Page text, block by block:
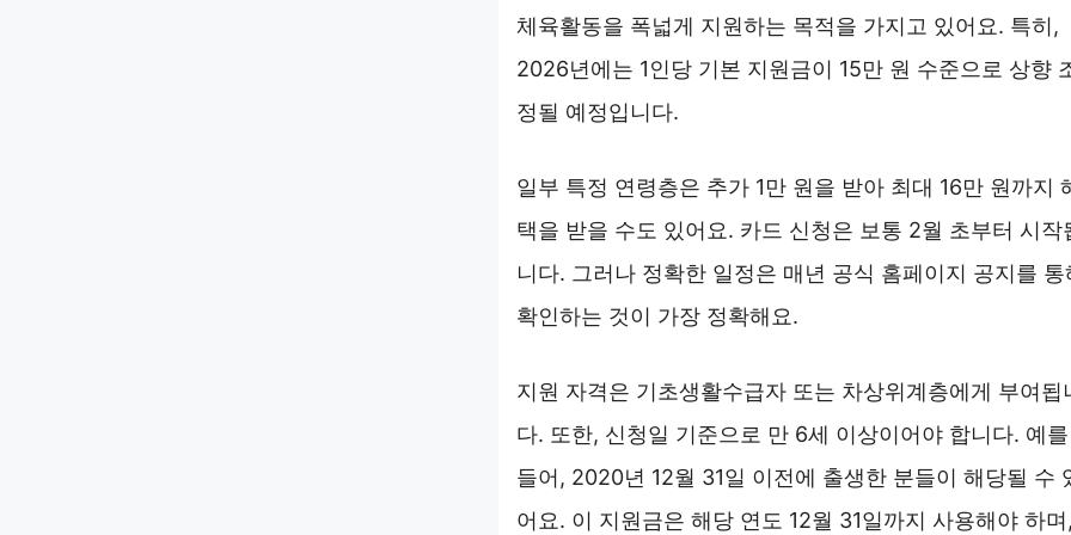
체육활동을 폭넓게 지원하는 목적을 가지고 있어요. 특히,
2026년에는 1인당 기본 지원금이 15만 원 수준으로 상향
정될 예정입니다.
일부 특정 연령층은 추가 1만 원을 받아 최대 16만 원까지
택을 받을 수도 있어요. 카드 신청은 보통 2월 초부터 시작
니다. 그러나 정확한 일정은 매년 공식 홈페이지 공지를 통
확인하는 것이 가장 정확해요.
지원 자격은 기초생활수급자 또는 차상위계층에게 부여됩
다. 또한, 신청일 기준으로 만 6세 이상이어야 합니다. 예를
들어, 2020년 12월 31일 이전에 출생한 분들이 해당될 수
어요. 이 지원금은 해당 연도 12월 31일까지 사용해야 하며,